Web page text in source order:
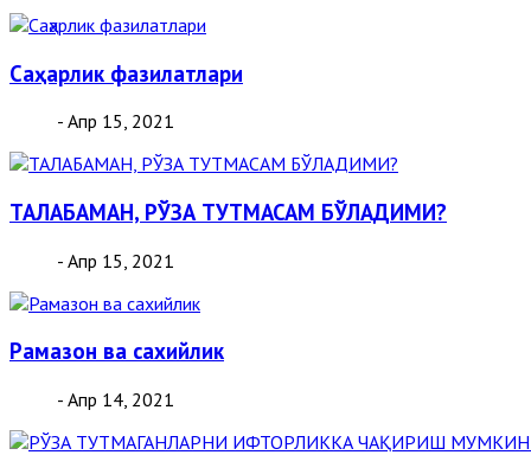
Саҳарлик фазилатлари
- Апр 15, 2021
ТАЛАБАМАН, РЎЗА ТУТМАСАМ БЎЛАДИМИ?
- Апр 15, 2021
Рамазон ва сахийлик
- Апр 14, 2021